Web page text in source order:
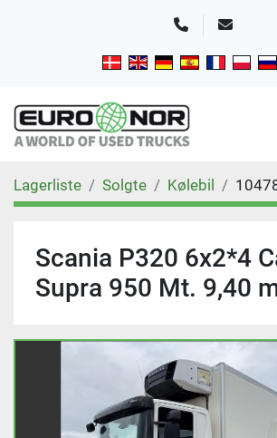
TelefonE-mail
Lagerliste Solgte Kølebil
Scania P320 6x2*4
Supra 950 Mt. 9,40